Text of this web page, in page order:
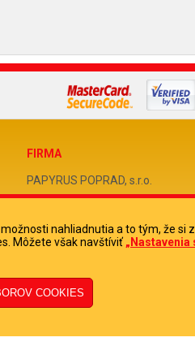
FIRMA
PAPYRUS POPRAD, s.r.o.
DIČ 2020513880
nahliadnutia a to tým, že
Môžete však navštíviť